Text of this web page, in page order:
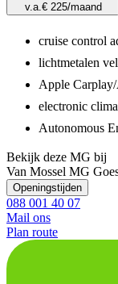
v.a.€ 225/maand
cruise control
lichtmetalen
Apple
electronic
Autonomous
Bekijk deze MG bij
Van Mossel MG
Openingstijden
088 001 40 07
Mail ons
Plan route